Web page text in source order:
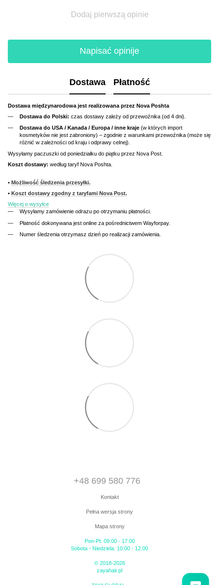
Dodaj pierwszą opinie
Napisać opinije
Dostawa Płatność
Dostawa międzynarodowa jest realizowana przez Nova Poshta
Dostawa do Polski: czas dostawy zależy od przewoźnika (od 4 dni).
Dostawa do USA / Kanada / Europa / inne kraje (w których import
kosmetyków nie jest zabroniony) – zgodnie z warunkami przewoźnika (może się
różnić w zależności od kraju i odprawy celnej).
Wysyłamy paczuszki od poniedziałku do piątku przez Nova Post.
Koszt dostawy: według taryf Nova Poshta.
• Możliwość śledzenia przesyłki.
• Koszt dostawy zgodny z taryfami Nova Post.
Więcej o wysyłce
Wysyłamy zamówienie odrazu po otrzymaniu płatności.
Płatność dokonywana jest online za pośrednictwem Wayforpay.
Numer śledzenia otrzymasz dzień po realizacji zamówienia.
+48 699 580 776
Kontakt
Pełna wersja strony
Mapa strony
Pon-Pt: 09:00 - 17:00
Sobota - Niedziela: 10:00 - 12:00
© 2018-2026
zayahair.pl